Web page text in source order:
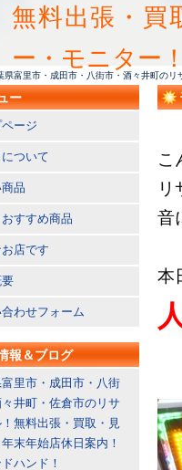
無料出張・買
ー・モニター
県富里市・成田市・八街市・酒々井町の
こ
音
本
ー
ページ
ついて
品
すすめ商品
店です
わせフォーム
報＆ブログ
里市・成田市・八街
井町・佐倉市のリサ
無料出張・買取・見
末年始店休日案内！
ハンド！